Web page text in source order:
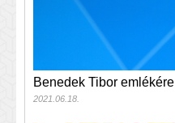
Benedek Tibor emlékére
2021.06.18.